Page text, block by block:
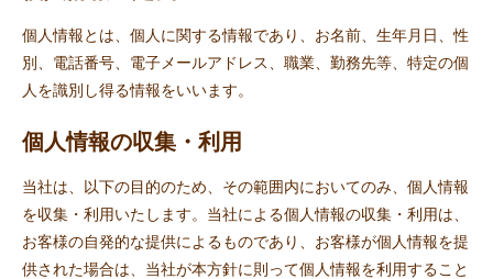
個人情報とは、個人に関する情報であり、お名前、生年月日、性
別、電話番号、電子メールアドレス、職業、勤務先等、特定の個
人を識別し得る情報をいいます。
個人情報の収集・利用
当社は、以下の目的のため、その範囲内においてのみ、個人情報
を収集・利用いたします。当社による個人情報の収集・利用は、
お客様の自発的な提供によるものであり、お客様が個人情報を提
供された場合は、当社が本方針に則って個人情報を利用すること